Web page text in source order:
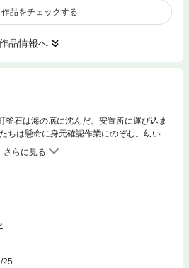
作品をチェックする
品情報へ
釜石は海の底に沈んだ。安置所に運び込ま
ちは懸命に身元確認作業にのぞむ。幼い我
親。冷たくなった友人……。悲しみの底に
らも、犠牲者を家族のもとへ帰したい一心
守り抜く。知られざる震災の真実を描いた
25